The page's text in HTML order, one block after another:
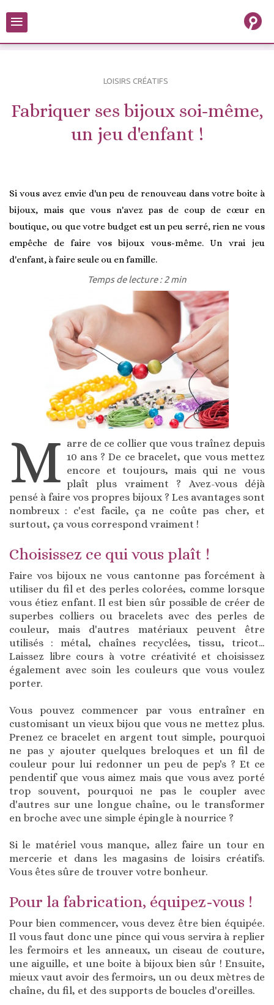
≡
LOISIRS CRÉATIFS
Fabriquer ses bijoux soi-même,
un jeu d'enfant !
Si vous avez envie d'un peu de renouveau dans votre boite à
bijoux, mais que vous n'avez pas de coup de cœur en
boutique, ou que votre budget est un peu serré, rien ne vous
empêche de faire vos bijoux vous-même. Un vrai jeu
d'enfant, à faire seule ou en famille.
Temps de lecture : 2 min
M arre de ce collier que vous traînez depuis
10 ans ? De ce bracelet, que vous mettez
encore et toujours, mais qui ne vous
plaît plus vraiment ? Avez-vous déjà
pensé à faire vos propres bijoux ? Les avantages sont
nombreux : c'est facile, ça ne coûte pas cher, et
surtout, ça vous correspond vraiment !
Choisissez ce qui vous plaît !
Faire vos bijoux ne vous cantonne pas forcément à
utiliser du fil et des perles colorées, comme lorsque
vous étiez enfant. Il est bien sûr possible de créer de
superbes colliers ou bracelets avec des perles de
couleur, mais d'autres matériaux peuvent être
utilisés : métal, chaînes recyclées, tissu, tricot…
Laissez libre cours à votre créativité et choisissez
également avec soin les couleurs que vous voulez
porter.
Vous pouvez commencer par vous entraîner en
customisant un vieux bijou que vous ne mettez plus.
Prenez ce bracelet en argent tout simple, pourquoi
ne pas y ajouter quelques breloques et un fil de
couleur pour lui redonner un peu de pep's ? Et ce
pendentif que vous aimez mais que vous avez porté
trop souvent, pourquoi ne pas le coupler avec
d'autres sur une longue chaîne, ou le transformer
en broche avec une simple épingle à nourrice ?
Si le matériel vous manque, allez faire un tour en
mercerie et dans les magasins de loisirs créatifs.
Vous êtes sûre de trouver votre bonheur.
Pour la fabrication, équipez-vous !
Pour bien commencer, vous devez être bien équipée.
Il vous faut donc une pince qui vous servira à replier
les fermoirs et les anneaux, un ciseau de couture,
une aiguille, et une boite à bijoux bien sûr ! Ensuite,
mieux vaut avoir des fermoirs, un ou deux mètres de
chaîne, du fil, et des supports de boucles d'oreilles.